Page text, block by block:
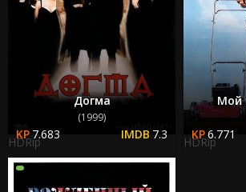
Догма
(1999)
7.683 7.3
HDRip
Мой
6.771
HDRip